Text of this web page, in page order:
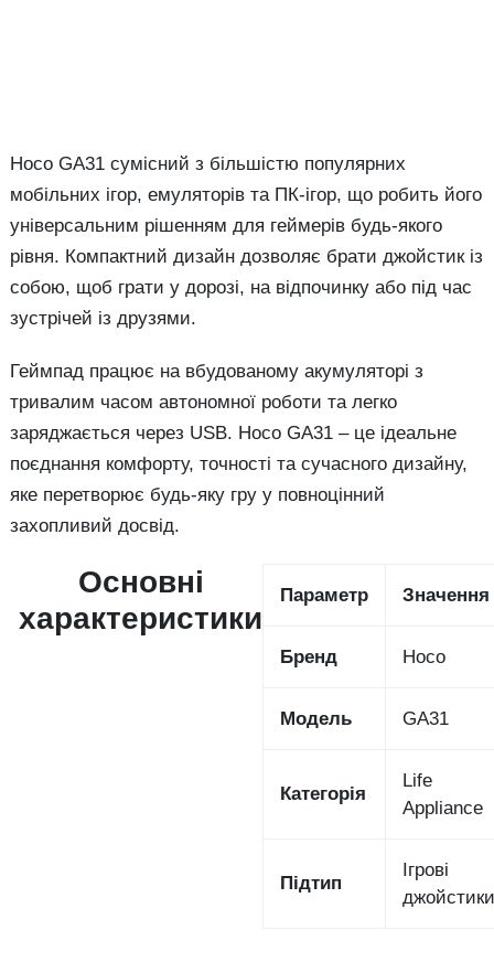
Hoco GA31 сумісний з більшістю популярних
мобільних ігор, емуляторів та ПК-ігор, що робить його
універсальним рішенням для геймерів будь-якого
рівня. Компактний дизайн дозволяє брати джойстик із
собою, щоб грати у дорозі, на відпочинку або під час
зустрічей із друзями.
Геймпад працює на вбудованому акумуляторі з
тривалим часом автономної роботи та легко
заряджається через USB. Hoco GA31 – це ідеальне
поєднання комфорту, точності та сучасного дизайну,
яке перетворює будь-яку гру у повноцінний
захопливий досвід.
Основні
характеристики
Параметр Значення
Бренд Hoco
Модель GA31
Категорія
Life
Appliance
Підтип
Ігрові
джойстики